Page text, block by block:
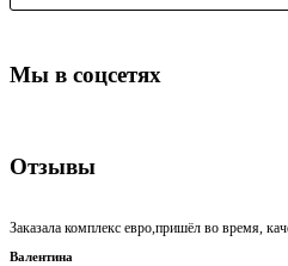
Мы в соцсетях
Отзывы
Заказала комплекс евро,пришёл во время,
Валентина